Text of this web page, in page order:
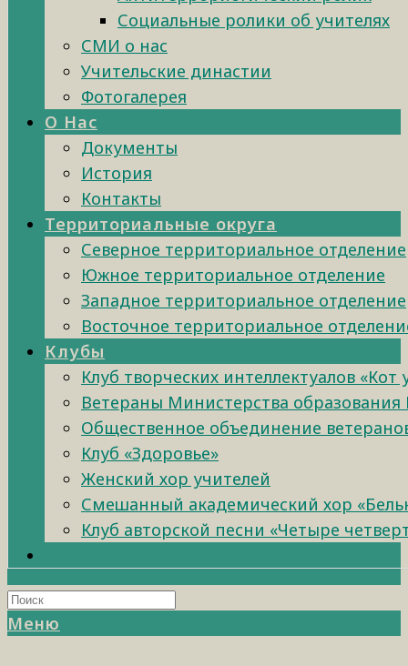
Социальные ролики об учителях
СМИ о нас
Учительские династии
Фотогалерея
О Нас
Документы
История
Контакты
Территориальные округа
Северное территориальное отделение
Южное территориальное отделение
Западное территориальное отделение
Восточное территориальное
Клубы
Клуб творческих интеллектуалов «Кот
Ветераны Министерства образования
Общественное объединение
Клуб «Здоровье»
Женский хор учителей
Смешанный академический хор
Клуб авторской песни «Четыре
Меню